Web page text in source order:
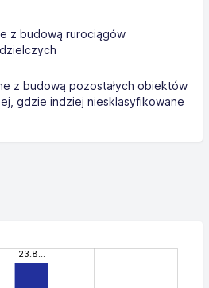
z budową rurociągów
z budową pozostałych obiektów
gdzie indziej niesklasyfikowane
23.8…